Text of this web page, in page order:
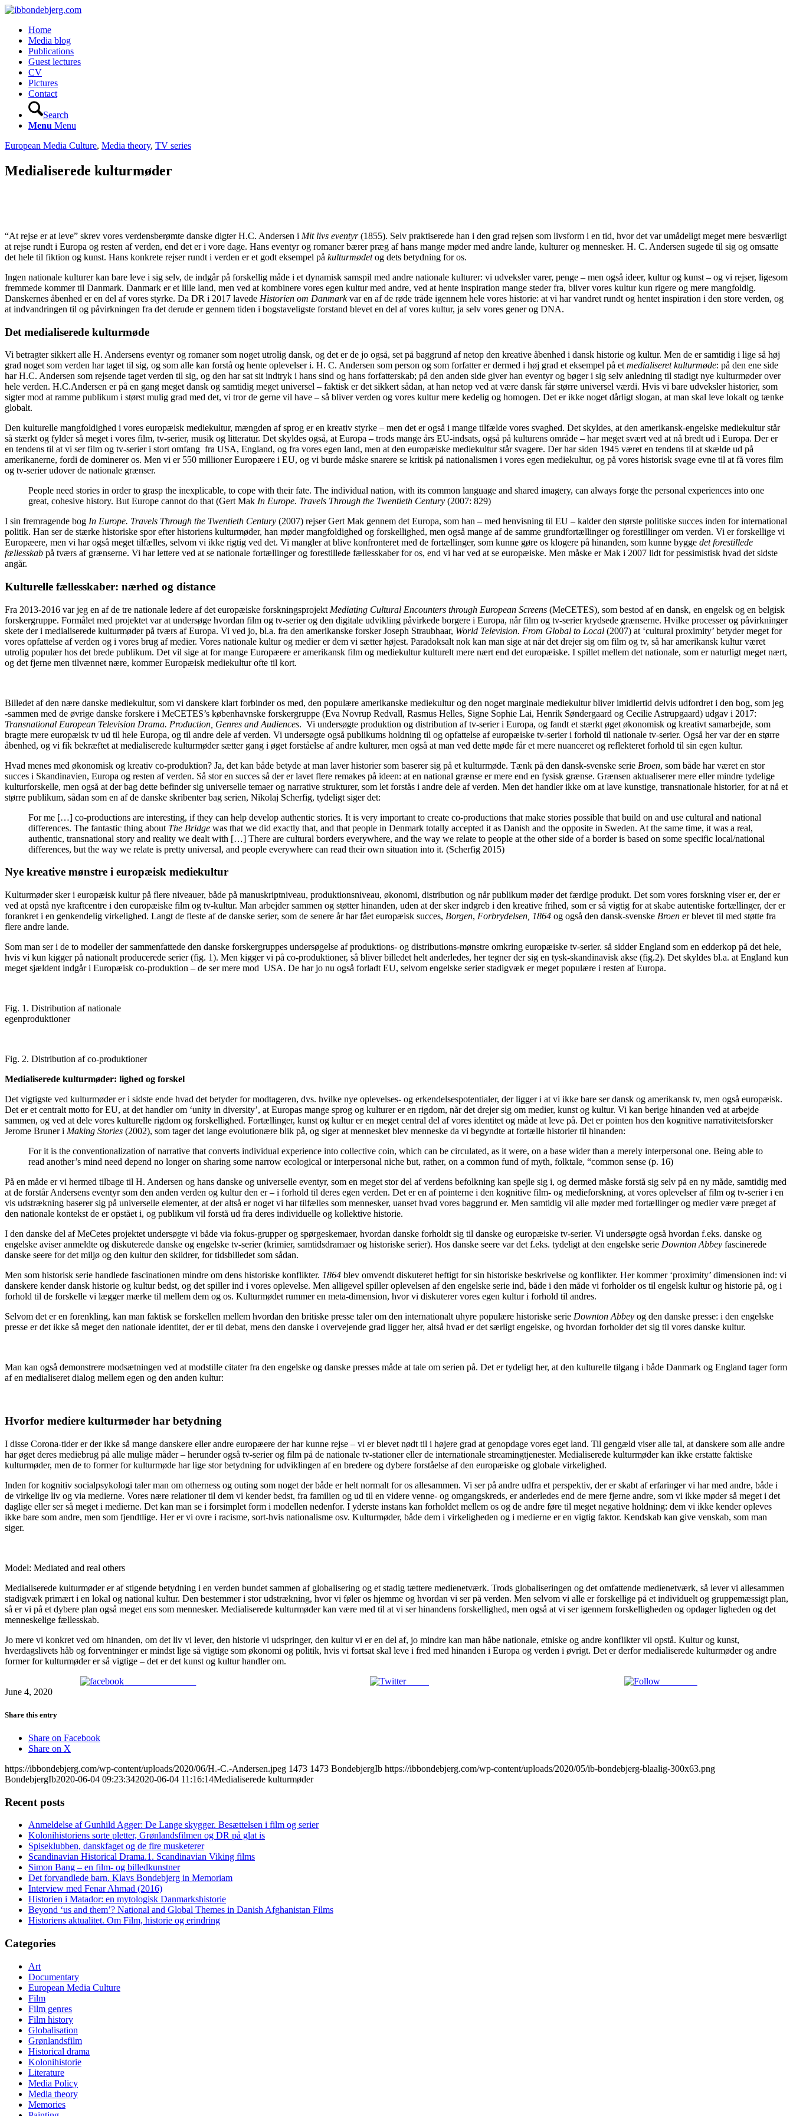
Home
Media blog
Publications
Guest lectures
CV
Pictures
Contact
Search
Menu Menu
European Media Culture, Media theory, TV series
Medialiserede kulturmøder
“At rejse er at leve” skrev vores verdensberømte danske digter H.C. Andersen i Mit livs eventyr(1855). Selv praktiserede han i den grad rejsen som livsform i en tid, hvor det var umådeligt meget mere besværligt
at rejse rundt i Europa og resten af verden, end det er i vore dage. Hans eventyr og romaner bærer præg af hans mange møder med andre lande, kulturer og mennesker. H. C. Andersen sugede til sig og omsatte
det hele til fiktion og kunst. Hans konkrete rejser rundt i verden er et godt eksempel på kulturmødetog dets betydning for os.
Ingen nationale kulturer kan bare leve i sig selv, de indgår på forskellig måde i et dynamisk samspil med andre nationale kulturer: vi udveksler varer, penge – men også ideer, kultur og kunst – og vi rejser, ligesom
fremmede kommer til Danmark. Danmark er et lille land, men ved at kombinere vores egen kultur med andre, ved at hente inspiration mange steder fra, bliver vores kultur kun rigere og mere mangfoldig.
Danskernes åbenhed er en del af vores styrke. Da DR i 2017 lavede Historien om Danmarkvar en af de røde tråde igennem hele vores historie: at vi har vandret rundt og hentet inspiration i den store verden, og
at indvandringen til og påvirkningen fra det derude er gennem tiden i bogstaveligste forstand blevet en del af vores kultur, ja selv vores gener og DNA.
Det medialiserede kulturmøde
Vi betragter sikkert alle H. Andersens eventyr og romaner som noget utrolig dansk, og det er de jo også, set på baggrund af netop den kreative åbenhed i dansk historie og kultur. Men de er samtidig i lige så høj
grad noget som verden har taget til sig, og som alle kan forstå og hente oplevelser i. H. C. Andersen som person og som forfatter er dermed i høj grad et eksempel på et medialiseret kulturmøde: på den ene side
har H.C. Andersen som rejsende taget verden til sig, og den har sat sit indtryk i hans sind og hans forfatterskab; på den anden side giver han eventyr og bøger i sig selv anledning til stadigt nye kulturmøder over
hele verden. H.C.Andersen er på en gang meget dansk og samtidig meget universel – faktisk er det sikkert sådan, at han netop ved at være dansk får større universel værdi. Hvis vi bare udveksler historier, som
sigter mod at ramme publikum i størst mulig grad med det, vi tror de gerne vil have – så bliver verden og vores kultur mere kedelig og homogen. Det er ikke noget dårligt slogan, at man skal leve lokalt og tænke
globalt.
Den kulturelle mangfoldighed i vores europæisk mediekultur, mængden af sprog er en kreativ styrke – men det er også i mange tilfælde vores svaghed. Det skyldes, at den amerikansk-engelske mediekultur står
så stærkt og fylder så meget i vores film, tv-serier, musik og litteratur. Det skyldes også, at Europa – trods mange års EU-indsats, også på kulturens område – har meget svært ved at nå bredt ud i Europa. Der er
en tendens til at vi ser film og tv-serier i stort omfang fra USA, England, og fra vores egen land, men at den europæiske mediekultur står svagere. Der har siden 1945 været en tendens til at skælde ud på
amerikanerne, fordi de dominerer os. Men vi er 550 millioner Europæere i EU, og vi burde måske snarere se kritisk på nationalismen i vores egen mediekultur, og på vores historisk svage evne til at få vores film
og tv-serier udover de nationale grænser.
People need stories in order to grasp the inexplicable, to cope with their fate. The individual nation, with its common language and shared imagery, can always forge the personal experiences into one
great, cohesive history. But Europe cannot do that (Gert Mak In Europe. Travels Through the Twentieth Century (2007: 829)
I sin fremragende bog In Europe. Travels Through the Twentieth Century (2007) rejser Gert Mak gennem det Europa, som han – med henvisning til EU – kalder den største politiske succes inden for international
politik. Han ser de stærke historiske spor efter historiens kulturmøder, han møder mangfoldighed og forskellighed, men også mange af de samme grundfortællinger og forestillinger om verden. Vi er forskellige vi
Europæere, men vi har også meget tilfælles, selvom vi ikke rigtig ved det. Vi mangler at blive konfronteret med de fortællinger, som kunne gøre os klogere på hinanden, som kunne bygge det forestillede
fællesskab på tværs af grænserne. Vi har lettere ved at se nationale fortællinger og forestillede fællesskaber for os, end vi har ved at se europæiske. Men måske er Mak i 2007 lidt for pessimistisk hvad det sidste
angår.
Kulturelle fællesskaber: nærhed og distance
Fra 2013-2016 var jeg en af de tre nationale ledere af det europæiske forskningsprojekt Mediating Cultural Encounters through European Screens (MeCETES), som bestod af en dansk, en engelsk og en belgisk
forskergruppe. Formålet med projektet var at undersøge hvordan film og tv-serier og den digitale udvikling påvirkede borgere i Europa, når film og tv-serier krydsede grænserne. Hvilke processer og påvirkninger
skete der i medialiserede kulturmøder på tværs af Europa. Vi ved jo, bl.a. fra den amerikanske forsker Joseph Straubhaar, World Television. From Global to Local (2007) at ‘cultural proximity’ betyder meget for
vores opfattelse af verden og i vores brug af medier. Vores nationale kultur og medier er dem vi sætter højest. Paradoksalt nok kan man sige at når det drejer sig om film og tv, så har amerikansk kultur været
utrolig populær hos det brede publikum. Det vil sige at for mange Europæere er amerikansk film og mediekultur kulturelt mere nært end det europæiske. I spillet mellem det nationale, som er naturligt meget nært,
og det fjerne men tilvænnet nære, kommer Europæisk mediekultur ofte til kort.
Billedet af den nære danske mediekultur, som vi danskere klart forbinder os med, den populære amerikanske mediekultur og den noget marginale mediekultur bliver imidlertid delvis udfordret i den bog, som jeg
-sammen med de øvrige danske forskere i MeCETES’s københavnske forskergruppe (Eva Novrup Redvall, Rasmus Helles, Signe Sophie Lai, Henrik Søndergaard og Cecilie Astrupgaard) udgav i 2017:
Transnational European Television Drama. Production, Genres and Audiences. Vi undersøgte produktion og distribution af tv-serier i Europa, og fandt et stærkt øget økonomisk og kreativt samarbejde, som
bragte mere europæisk tv ud til hele Europa, og til andre dele af verden. Vi undersøgte også publikums holdning til og opfattelse af europæiske tv-serier i forhold til nationale tv-serier. Også her var der en større
åbenhed, og vi fik bekræftet at medialiserede kulturmøder sætter gang i øget forståelse af andre kulturer, men også at man ved dette møde får et mere nuanceret og reflekteret forhold til sin egen kultur.
Hvad menes med økonomisk og kreativ co-produktion? Ja, det kan både betyde at man laver historier som baserer sig på et kulturmøde. Tænk på den dansk-svenske serie Broen, som både har været en stor
succes i Skandinavien, Europa og resten af verden. Så stor en succes så der er lavet flere remakes på ideen: at en national grænse er mere end en fysisk grænse. Grænsen aktualiserer mere eller mindre tydelige
kulturforskelle, men også at der bag dette befinder sig universelle temaer og narrative strukturer, som let forstås i andre dele af verden. Men det handler ikke om at lave kunstige, transnationale historier, for at nå et
større publikum, sådan som en af de danske skribenter bag serien, Nikolaj Scherfig, tydeligt siger det:
For me […] co-productions are interesting, if they can help develop authentic stories. It is very important to create co-productions that make stories possible that build on and use cultural and national
differences. The fantastic thing about The Bridge was that we did exactly that, and that people in Denmark totally accepted it as Danish and the opposite in Sweden. At the same time, it was a real,
authentic, transnational story and reality we dealt with […] There are cultural borders everywhere, and the way we relate to people at the other side of a border is based on some specific local/national
differences, but the way we relate is pretty universal, and people everywhere can read their own situation into it. (Scherfig 2015)
Nye kreative mønstre i europæisk mediekultur
Kulturmøder sker i europæisk kultur på flere niveauer, både på manuskriptniveau, produktionsniveau, økonomi, distribution og når publikum møder det færdige produkt. Det som vores forskning viser er, der er
ved at opstå nye kraftcentre i den europæiske film og tv-kultur. Man arbejder sammen og støtter hinanden, uden at der sker indgreb i den kreative frihed, som er så vigtig for at skabe autentiske fortællinger, der er
forankret i en genkendelig virkelighed. Langt de fleste af de danske serier, som de senere år har fået europæisk succes, Borgen, Forbrydelsen, 1864 og også den dansk-svenske Broen er blevet til med støtte fra
flere andre lande.
Som man ser i de to modeller der sammenfattede den danske forskergruppes undersøgelse af produktions- og distributions-mønstre omkring europæiske tv-serier. så sidder England som en edderkop på det hele,
hvis vi kun kigger på nationalt producerede serier (fig. 1). Men kigger vi på co-produktioner, så bliver billedet helt anderledes, her tegner der sig en tysk-skandinavisk akse (fig.2). Det skyldes bl.a. at England kun
meget sjældent indgår i Europæisk co-produktion – de ser mere mod USA. De har jo nu også forladt EU, selvom engelske serier stadigvæk er meget populære i resten af Europa.
Fig. 1. Distribution af nationale
egenproduktioner
Fig. 2. Distribution af co-produktioner
Medialiserede kulturmøder: lighed og forskel
Det vigtigste ved kulturmøder er i sidste ende hvad det betyder for modtageren, dvs. hvilke nye oplevelses- og erkendelsespotentialer, der ligger i at vi ikke bare ser dansk og amerikansk tv, men også europæisk.
Det er et centralt motto for EU, at det handler om ‘unity in diversity’, at Europas mange sprog og kulturer er en rigdom, når det drejer sig om medier, kunst og kultur. Vi kan berige hinanden ved at arbejde
sammen, og ved at dele vores kulturelle rigdom og forskellighed. Fortællinger, kunst og kultur er en meget central del af vores identitet og måde at leve på. Det er pointen hos den kognitive narrativitetsforsker
Jerome Bruner i Making Stories (2002), som tager det lange evolutionære blik på, og siger at mennesket blev menneske da vi begyndte at fortælle historier til hinanden:
For it is the conventionalization of narrative that converts individual experience into collective coin, which can be circulated, as it were, on a base wider than a merely interpersonal one. Being able to
read another’s mind need depend no longer on sharing some narrow ecological or interpersonal niche but, rather, on a common fund of myth, folktale, “common sense (p. 16)
På en måde er vi hermed tilbage til H. Andersen og hans danske og universelle eventyr, som en meget stor del af verdens befolkning kan spejle sig i, og dermed måske forstå sig selv på en ny måde, samtidig med
at de forstår Andersens eventyr som den anden verden og kultur den er – i forhold til deres egen verden. Det er en af pointerne i den kognitive film- og medieforskning, at vores oplevelser af film og tv-serier i en
vis udstrækning baserer sig på universelle elementer, at der altså er noget vi har tilfælles som mennesker, uanset hvad vores baggrund er. Men samtidig vil alle møder med fortællinger og medier være præget af
den nationale kontekst de er opstået i, og publikum vil forstå ud fra deres individuelle og kollektive historie.
I den danske del af MeCetes projektet undersøgte vi både via fokus-grupper og spørgeskemaer, hvordan danske forholdt sig til danske og europæiske tv-serier. Vi undersøgte også hvordan f.eks. danske og
engelske aviser anmeldte og diskuterede danske og engelske tv-serier (krimier, samtidsdramaer og historiske serier). Hos danske seere var det f.eks. tydeligt at den engelske serie Downton Abbey fascinerede
danske seere for det miljø og den kultur den skildrer, for tidsbilledet som sådan.
Men som historisk serie handlede fascinationen mindre om dens historiske konflikter. 1864 blev omvendt diskuteret heftigt for sin historiske beskrivelse og konflikter. Her kommer ‘proximity’ dimensionen ind: vi
danskere kender dansk historie og kultur bedst, og det spiller ind i vores oplevelse. Men alligevel spiller oplevelsen af den engelske serie ind, både i den måde vi forholder os til engelsk kultur og historie på, og i
forhold til de forskelle vi lægger mærke til mellem dem og os. Kulturmødet rummer en meta-dimension, hvor vi diskuterer vores egen kultur i forhold til andres.
Selvom det er en forenkling, kan man faktisk se forskellen mellem hvordan den britiske presse taler om den internationalt uhyre populære historiske serie Downton Abbey og den danske presse: i den engelske
presse er det ikke så meget den nationale identitet, der er til debat, mens den danske i overvejende grad ligger her, altså hvad er det særligt engelske, og hvordan forholder det sig til vores danske kultur.
Man kan også demonstrere modsætningen ved at modstille citater fra den engelske og danske presses måde at tale om serien på. Det er tydeligt her, at den kulturelle tilgang i både Danmark og England tager form
af en medialiseret dialog mellem egen og den anden kultur:
Hvorfor mediere kulturmøder har betydning
I disse Corona-tider er der ikke så mange danskere eller andre europæere der har kunne rejse – vi er blevet nødt til i højere grad at genopdage vores eget land. Til gengæld viser alle tal, at danskere som alle andre
har øget deres mediebrug på alle mulige måder – herunder også tv-serier og film på de nationale tv-stationer eller de internationale streamingtjenester. Medialiserede kulturmøder kan ikke erstatte faktiske
kulturmøder, men de to former for kulturmøde har lige stor betydning for udviklingen af en bredere og dybere forståelse af den europæiske og globale virkelighed.
Inden for kognitiv socialpsykologi taler man om otherness og outing som noget der både er helt normalt for os allesammen. Vi ser på andre udfra et perspektiv, der er skabt af erfaringer vi har med andre, både i
de virkelige liv og via medierne. Vores nære relationer til dem vi kender bedst, fra familien og ud til en videre venne- og omgangskreds, er anderledes end de mere fjerne andre, som vi ikke møder så meget i det
daglige eller ser så meget i medierne. Det kan man se i forsimplet form i modellen nedenfor. I yderste instans kan forholdet mellem os og de andre føre til meget negative holdning: dem vi ikke kender opleves
ikke bare som andre, men som fjendtlige. Her er vi ovre i racisme, sort-hvis nationalisme osv. Kulturmøder, både dem i virkeligheden og i medierne er en vigtig faktor. Kendskab kan give venskab, som man
siger.
Model: Mediated and real others
Medialiserede kulturmøder er af stigende betydning i en verden bundet sammen af globalisering og et stadig tættere medienetværk. Trods globaliseringen og det omfattende medienetværk, så lever vi allesammen
stadigvæk primært i en lokal og national kultur. Den bestemmer i stor udstrækning, hvor vi føler os hjemme og hvordan vi ser på verden. Men selvom vi alle er forskellige på et individuelt og gruppemæssigt plan,
så er vi på et dybere plan også meget ens som mennesker. Medialiserede kulturmøder kan være med til at vi ser hinandens forskellighed, men også at vi ser igennem forskelligheden og opdager ligheden og det
menneskelige fællesskab.
Jo mere vi konkret ved om hinanden, om det liv vi lever, den historie vi udspringer, den kultur vi er en del af, jo mindre kan man håbe nationale, etniske og andre konflikter vil opstå. Kultur og kunst,
hverdagslivets håb og forventninger er mindst lige så vigtige som økonomi og politik, hvis vi fortsat skal leve i fred med hinanden i Europa og verden i øvrigt. Det er derfor medialiserede kulturmøder og andre
former for kulturmøder er så vigtige – det er det kunst og kultur handler om.
Tweet
Follow us
June 4, 2020
Share this entry
Share on Facebook
Share on X
https://ibbondebjerg.com/wp-content/uploads/2020/06/H.-C.-Andersen.jpeg 1473 1473 BondebjergIb https://ibbondebjerg.com/wp-content/uploads/2020/05/ib-bondebjerg-blaalig-300x63.png
BondebjergIb2020-06-04 09:23:342020-06-04 11:16:14Medialiserede kulturmøder
Recent posts
Anmeldelse af Gunhild Agger: De Lange skygger. Besættelsen i film og serier
Kolonihistoriens sorte pletter, Grønlandsfilmen og DR på glat is
Spiseklubben, danskfaget og de fire musketerer
Scandinavian Historical Drama.1. Scandinavian Viking films
Simon Bang – en film- og billedkunstner
Det forvandlede barn. Klavs Bondebjerg in Memoriam
Interview med Fenar Ahmad (2016)
Historien i Matador: en mytologisk Danmarkshistorie
Beyond ‘us and them’? National and Global Themes in Danish Afghanistan Films
Historiens aktualitet. Om Film, historie og erindring
Categories
Art
Documentary
European Media Culture
Film
Film genres
Film history
Globalisation
Grønlandsfilm
Historical drama
Kolonihistorie
Literature
Media Policy
Media theory
Memories